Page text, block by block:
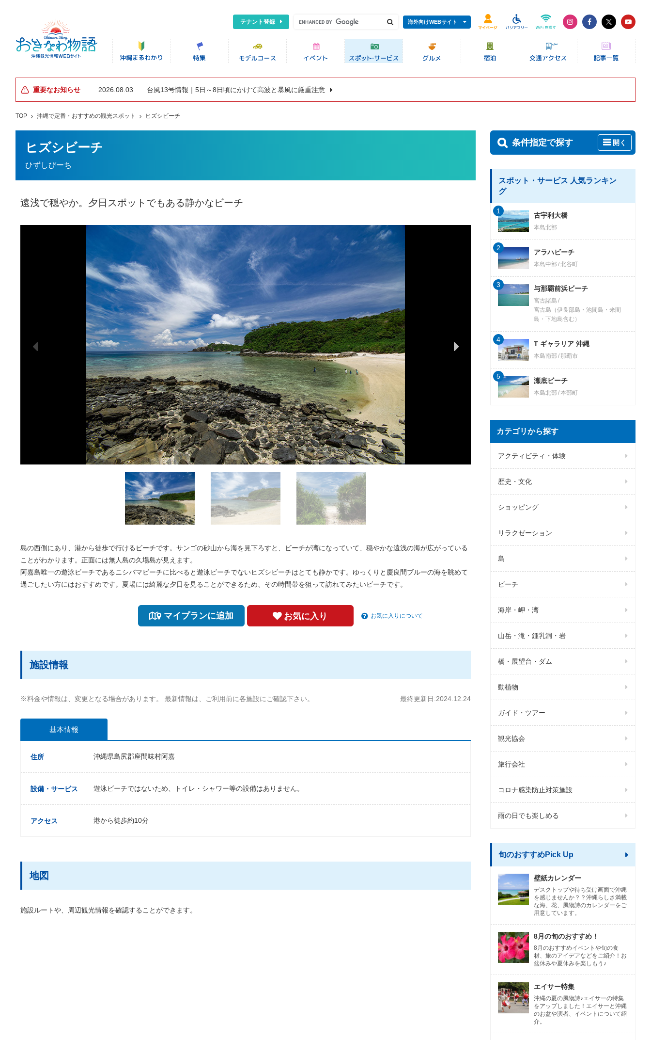
テナント登録 海外向けWEBサイト
重要なお知らせ 2026.08.03 台風13号情報｜5日～8日頃にかけて高波と暴風に厳重注意
TOP 沖縄で定番・おすすめの観光スポット ヒズシビーチ
ヒズシビーチ
ひずしびーち
遠浅で穏やか。夕日スポットでもある静かなビーチ
島の西側にあり、港から徒歩で行けるビーチです。サンゴの砂山から海を見下ろすと、ビーチが湾になっていて、穏やかな遠浅の海が広がっている
ことがわかります。正面には無人島の久場島が見えます。
阿嘉島唯一の遊泳ビーチであるニシバマビーチに比べると遊泳ビーチでないヒズシビーチはとても静かです。ゆっくりと慶良間ブルーの海を眺めて
過ごしたい方にはおすすめです。夏場には綺麗な夕日を見ることができるため、その時間帯を狙って訪れてみたいビーチです。
マイプランに追加 お気に入り お気に入りについて
施設情報
※料金や情報は、変更となる場合があります。 最新情報は、ご利用前に各施設にご確認下さい。 最終更新日:2024.12.24
基本情報
住所 沖縄県島尻郡座間味村阿嘉
設備・サービス 遊泳ビーチではないため、トイレ・シャワー等の設備はありません。
アクセス 港から徒歩約10分
地図
施設ルートや、周辺観光情報を確認することができます。
条件指定で探す 開く
スポット・サービス 人気ランキン
グ
古宇利大橋
本島北部
1
アラハビーチ
本島中部 北谷町
2
与那覇前浜ビーチ
宮古諸島
宮古島（伊良部島・池間島・来間
島・下地島含む）
3
T ギャラリア 沖縄
本島南部 那覇市
4
瀬底ビーチ
本島北部 本部町
5
カテゴリから探す
アクティビティ・体験
歴史・文化
ショッピング
リラクゼーション
島
ビーチ
海岸・岬・湾
山岳・滝・鍾乳洞・岩
橋・展望台・ダム
動植物
ガイド・ツアー
観光協会
旅行会社
コロナ感染防止対策施設
雨の日でも楽しめる
旬のおすすめPick Up
壁紙カレンダー
デスクトップや待ち受け画面で沖縄
を感じませんか？？沖縄らしさ満載
な海、花、風物詩のカレンダーをご
用意しています。
8月の旬のおすすめ！
8月のおすすめイベントや旬の食
材、旅のアイデアなどをご紹介！お
盆休みや夏休みを楽しもう♪
エイサー特集
沖縄の夏の風物詩♪エイサーの特集
をアップしました！エイサーと沖縄
のお盆や演者、イベントについて紹
介。